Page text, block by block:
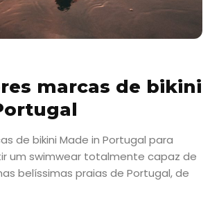
marcas de bikini
de bikini Made in Portugal para
um swimwear totalmente capaz de
belíssimas praias de Portugal, de